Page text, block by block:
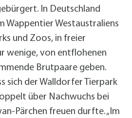
In Deutschland
Wappentier Westaustraliens
und Zoos, in freier
wenige, von entflohenen
Brutpaare geben.
sich der Walldorfer Tierpark
über Nachwuchs bei
Pärchen freuen durfte. „Im